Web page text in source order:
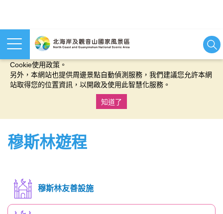
本網站使用cookies等相關技術以持續優化網站服務，並有助於為
Cookie使用政策。
另外，本網站也提供周邊景點自動偵測服務，我們建議您允許本網
站取得您的位置資訊，以開啟及使用此智慧化服務。
知道了
穆斯林遊程
穆斯林友善設施